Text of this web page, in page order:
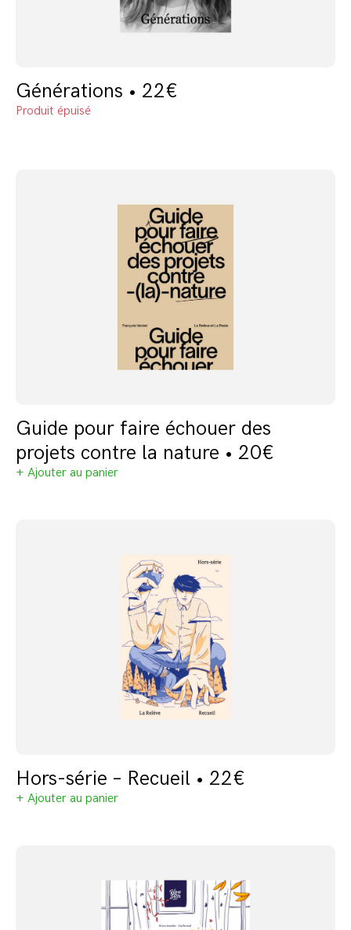
Générations • 22€
Produit épuisé
Guide pour faire échouer des
projets contre la nature • 20€
+ Ajouter au panier
Hors-série – Recueil • 22€
+ Ajouter au panier